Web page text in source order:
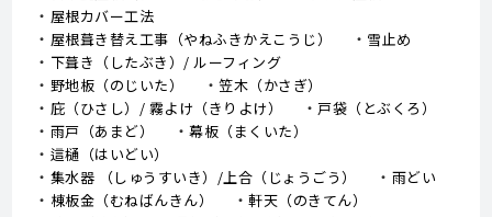
屋根カバー工法
屋根葺き替え工事（やねふきかえこうじ）
雪止め
下葺き（したぶき）/ ルーフィング
野地板（のじいた）
笠木（かさぎ）
庇（ひさし）/ 霧よけ（きりよけ）
戸袋（とぶくろ）
雨戸（あまど）
幕板（まくいた）
這樋（はいどい）
集水器 （しゅうすいき）/上合（じょうごう）
雨どい
棟板金（むねばんきん）
軒天（のきてん）